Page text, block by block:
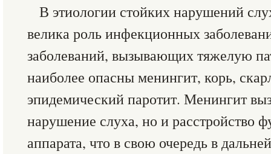
В этиологии стойких нарушений
велика роль инфекционных
заболеваний, вызывающих тяжелую
наиболее опасны менингит, корь,
эпидемический паротит. Менингит
нарушение слуха, но и расстройство
аппарата, что в свою очередь в